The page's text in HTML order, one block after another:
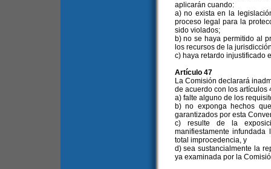
aplicarán cuando:
a) no exista en la
proceso legal para la
sido violados;
b) no se haya permitido al
los recursos de la
c) haya retardo injustificado
Artículo 47
La Comisión declarará
de acuerdo con los artículos
a) falte alguno de los
b) no exponga hechos
garantizados por esta
c) resulte de la
manifiestamente
total improcedencia, y
d) sea sustancialmente la
ya examinada por la